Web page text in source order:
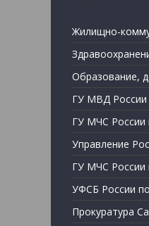
Жилищно-
Образование,
ГУ МВД
ГУ МЧС России
Управление
ГУ МЧС России
УФСБ России
Прокуратура